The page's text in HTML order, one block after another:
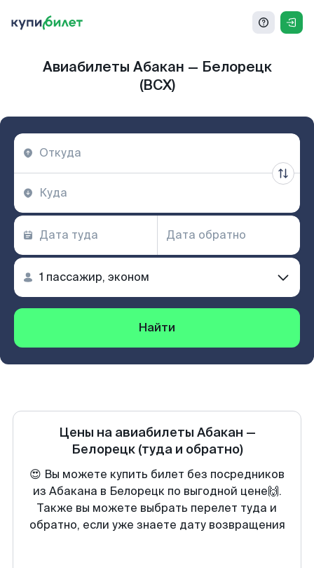
Авиабилеты Абакан — Белорецк
(BCX)
Найти
Цены на авиабилеты Абакан —
Белорецк (туда и обратно)
😍 Вы можете купить билет без посредников
из Абакана в Белорецк по выгодной цене🙌.
Также вы можете выбрать перелет туда и
обратно, если уже знаете дату возвращения